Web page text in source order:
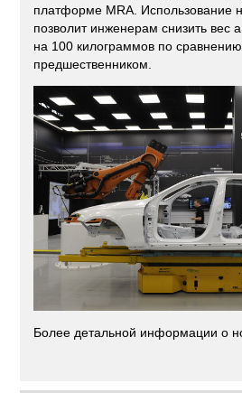
платформе MRA. Использование
позволит инженерам снизить вес
на 100 килограммов по
предшественником.
Более детальной информации о